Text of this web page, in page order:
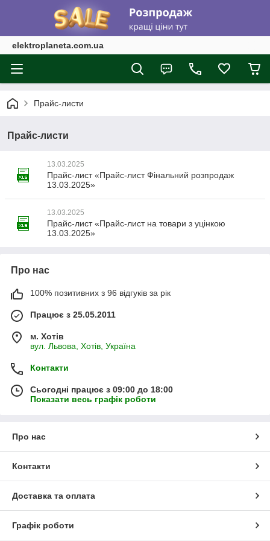
elektroplaneta.com.ua
Прайс-листи
Прайс-листи
13.03.2025
Прайс-лист «Прайс-лист Фінальний розпродаж
13.03.2025»
13.03.2025
Прайс-лист «Прайс-лист на товари з уцінкою
13.03.2025»
Про нас
100% позитивних з 96 відгуків за рік
Працює з 25.05.2011
м. Хотів
вул. Львова, Хотів, Україна
Контакти
Сьогодні працює з 09:00 до 18:00
Показати весь графік роботи
Про нас
Контакти
Доставка та оплата
Графік роботи